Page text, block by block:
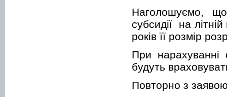
Наголошуємо,
субсидії на
років її розмір
При нарахуванні
будуть
Повторно з